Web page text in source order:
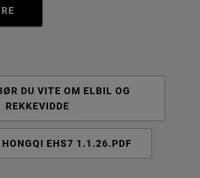
DU VITE OM ELBIL OG
REKKEVIDDE
EHS7 1.1.26.PDF